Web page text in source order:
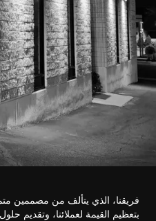
فريقنا، الذي يتألف من مصممين
بتعظيم القيمة لعملائنا، وتقديم